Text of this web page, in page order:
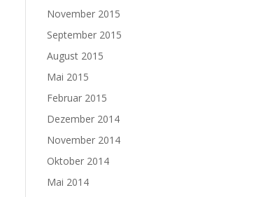
November 2015
September 2015
August 2015
Mai 2015
Februar 2015
Dezember 2014
November 2014
Oktober 2014
Mai 2014